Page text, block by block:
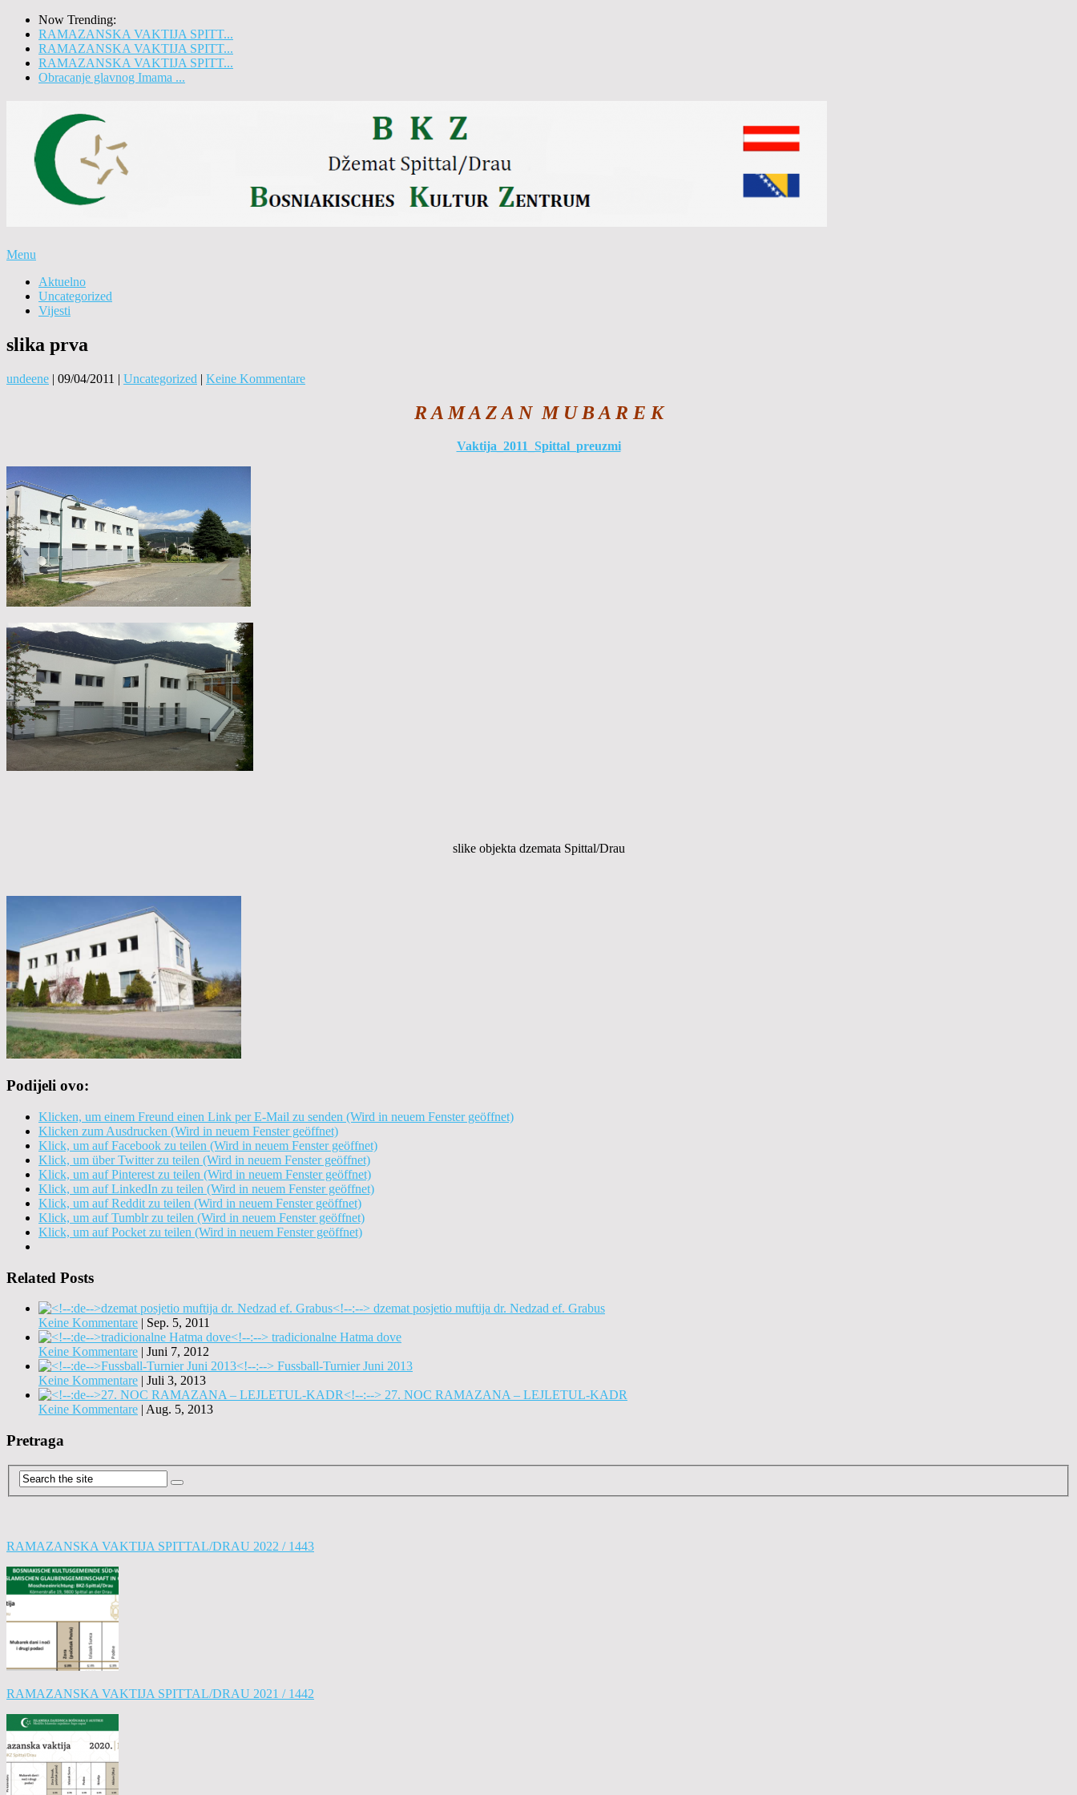
Now Trending:
RAMAZANSKA VAKTIJA SPITT...
RAMAZANSKA VAKTIJA SPITT...
RAMAZANSKA VAKTIJA SPITT...
Obracanje glavnog Imama ...
Menu
Aktuelno
Uncategorized
Vijesti
slika prva
undeene | 09/04/2011 | Uncategorized | Keine Kommentare
R A M A Z A N M U B A R E K
Vaktija_2011_Spittal_preuzmi
slike objekta dzemata Spittal/Drau
Podijeli ovo:
Klicken, um einem Freund einen Link per E-Mail zu senden (Wird in neuem Fenster geöffnet)
Klicken zum Ausdrucken (Wird in neuem Fenster geöffnet)
Klick, um auf Facebook zu teilen (Wird in neuem Fenster geöffnet)
Klick, um über Twitter zu teilen (Wird in neuem Fenster geöffnet)
Klick, um auf Pinterest zu teilen (Wird in neuem Fenster geöffnet)
Klick, um auf LinkedIn zu teilen (Wird in neuem Fenster geöffnet)
Klick, um auf Reddit zu teilen (Wird in neuem Fenster geöffnet)
Klick, um auf Tumblr zu teilen (Wird in neuem Fenster geöffnet)
Klick, um auf Pocket zu teilen (Wird in neuem Fenster geöffnet)
Related Posts
dzemat posjetio muftija dr. Nedzad ef. Grabus
Keine Kommentare | Sep. 5, 2011
tradicionalne Hatma dove
Keine Kommentare | Juni 7, 2012
Fussball-Turnier Juni 2013
Keine Kommentare | Juli 3, 2013
27. NOC RAMAZANA – LEJLETUL-KADR
Keine Kommentare | Aug. 5, 2013
Pretraga
RAMAZANSKA VAKTIJA SPITTAL/DRAU 2022 / 1443
RAMAZANSKA VAKTIJA SPITTAL/DRAU 2021 / 1442